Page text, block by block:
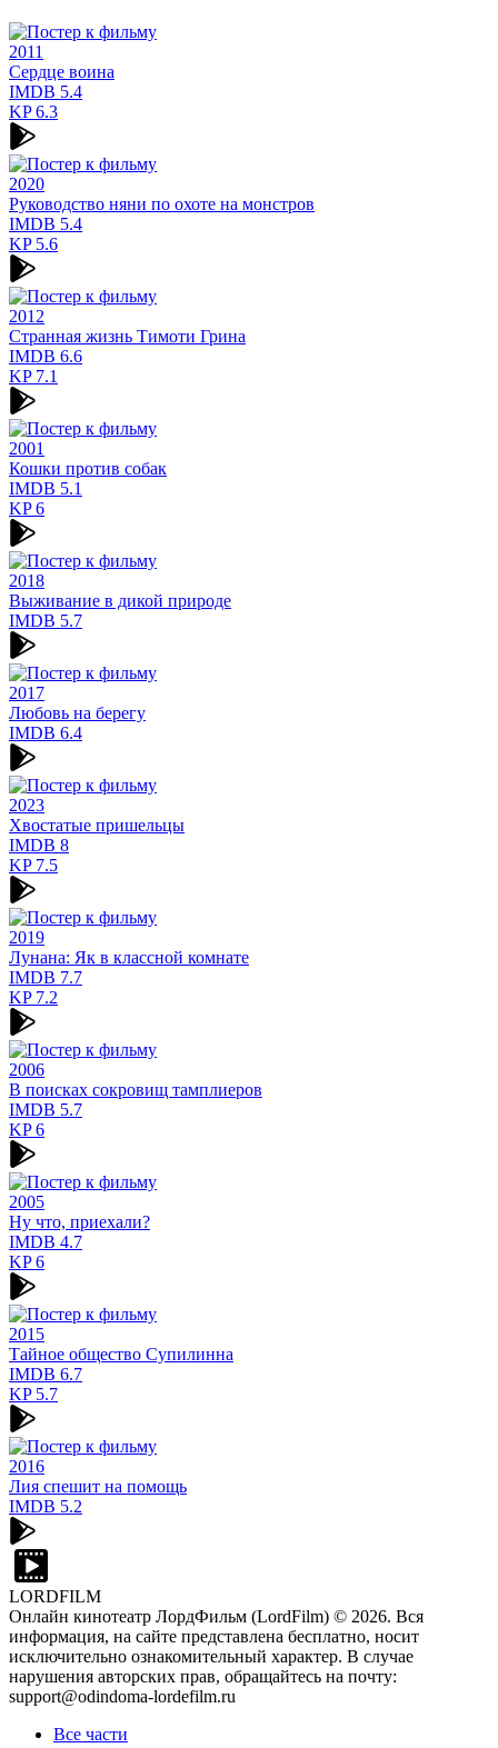
2011
Сердце воина
IMDB 5.4
KP6.3
2020
Руководство няни по охоте на монстров
IMDB 5.4
KP5.6
2012
Странная жизнь Тимоти Грина
IMDB 6.6
KP7.1
2001
Кошки против собак
IMDB 5.1
KP6
2018
Выживание в дикой природе
IMDB 5.7
2017
Любовь на берегу
IMDB 6.4
2023
Хвостатые пришельцы
IMDB 8
KP7.5
2019
Лунана: Як в классной комнате
IMDB 7.7
KP7.2
2006
В поисках сокровищ тамплиеров
IMDB 5.7
KP6
2005
Ну что, приехали?
IMDB 4.7
KP6
2015
Тайное общество Супилинна
IMDB 6.7
KP5.7
2016
Лия спешит на помощь
IMDB 5.2
LORDFILM
Онлайн кинотеатр ЛордФильм (LordFilm) © 2026. Вся
информация, на сайте представлена бесплатно, носит
исключительно ознакомительный характер. В случае
нарушения авторских прав, обращайтесь на почту:
support@odindoma-lordefilm.ru
Все части